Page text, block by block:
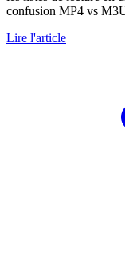
confusion MP4 vs
Lire l'article